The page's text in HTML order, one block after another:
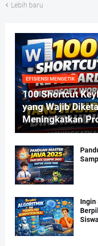
Lebih baru
EFISIENSI MENGETIK
100 Shortcut
yang Wajib
Meningkatkan
Ingin